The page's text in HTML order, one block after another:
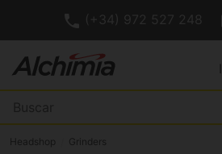
(+34) 972 527 248
Headshop Grinders